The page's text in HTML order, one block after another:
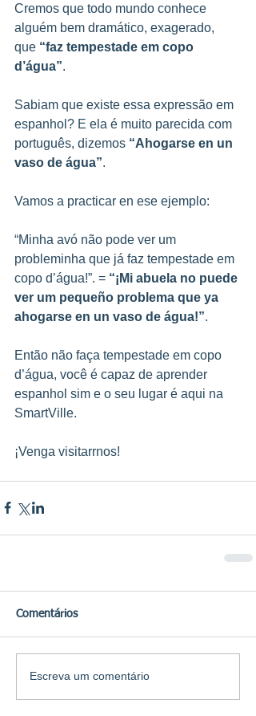
Cremos que todo mundo conhece
alguém bem dramático, exagerado,
que “faz tempestade em copo
d’água”.
Sabiam que existe essa expressão em
espanhol? E ela é muito parecida com
português, dizemos “Ahogarse en un
vaso de água”.
Vamos a practicar en ese ejemplo:
“Minha avó não pode ver um
probleminha que já faz tempestade em
copo d’água!”. = “¡Mi abuela no puede
ver um pequeño problema que ya
ahogarse en un vaso de água!”.
Então não faça tempestade em copo
d’água, você é capaz de aprender
espanhol sim e o seu lugar é aqui na
SmartVille.
¡Venga visitarrnos!
Comentários
Escreva um comentário